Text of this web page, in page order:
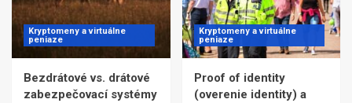
Kryptomeny a virtuálne
peniaze
Bezdrátové vs. drátové
zabezpečovací systémy
Kryptomeny a virtuálne
peniaze
Proof of identity
(overenie identity) a